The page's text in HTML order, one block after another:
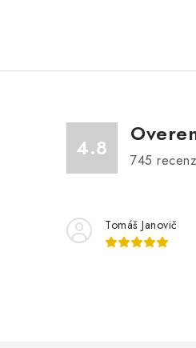
4.8 745
Tomáš Janovič